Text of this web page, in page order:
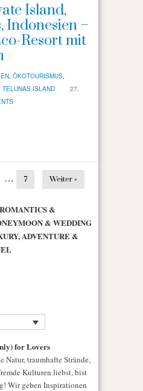
Island,
Indonesien –
Resort mit
, ÖKOTOURISMUS,
TELUNAS ISLAND
27.
… 7 Weiter »
&
& WEDDING
ADVENTURE &
for Lovers
Natur, traumhafte Strände,
Kulturen liebst, bist
Wir geben Inspirationen